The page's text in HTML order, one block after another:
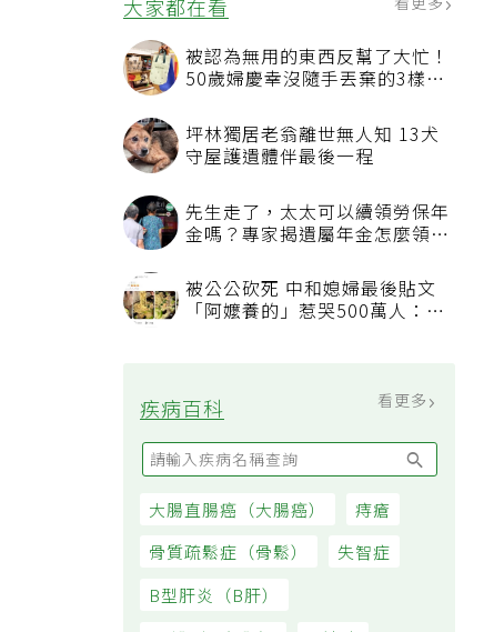
大家都在看
被認為無用的東西反幫了大忙！
50歲婦慶幸沒隨手丟棄的3樣物
坪林獨居老翁離世無人知 13犬
守屋護遺體伴最後一程
先生走了，太太可以續領勞保年
看順位還要看資格
被公公砍死 中和媳婦最後貼文
疾病百科